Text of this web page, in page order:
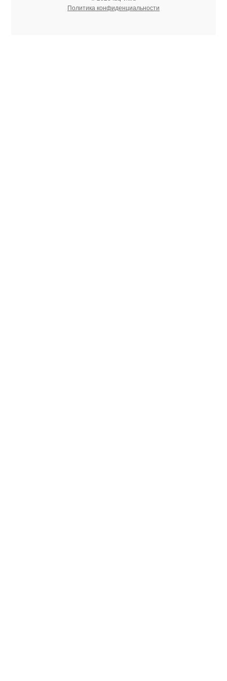
Политика конфиденциальности